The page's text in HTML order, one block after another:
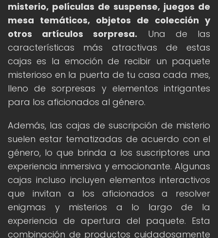
misterio, películas de suspense, juegos de
mesa temáticos, objetos de colección y
otros artículos sorpresa. Una de las
características más atractivas de estas
cajas es la emoción de recibir un paquete
misterioso en la puerta de tu casa cada mes,
lleno de sorpresas y elementos intrigantes
para los aficionados al género.
Además, las cajas de suscripción de misterio
suelen estar tematizadas de acuerdo con el
género, lo que brinda a los suscriptores una
experiencia inmersiva y emocionante. Algunas
cajas incluso incluyen elementos interactivos
que invitan a los aficionados a resolver
enigmas y misterios a lo largo de la
experiencia de apertura del paquete. Esta
combinación de productos cuidadosamente